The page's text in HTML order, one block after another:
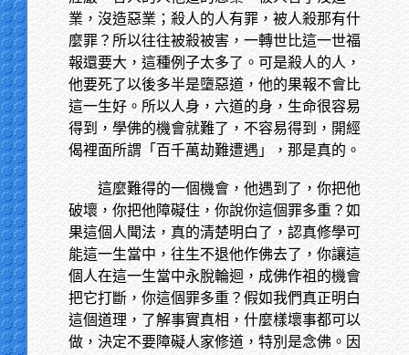
業，沒造惡業；殺人的人有罪，被人殺那有什
麼罪？所以往往被殺被害，一轉世比這一世福
報還要大，這種例子太多了。可是殺人的人，
他要死了以後多半是墮惡道，他的果報不會比
這一生好。所以人身，六道的身，生命很容易
得到，學佛的機會就難了，不容易得到，開經
偈裡面所謂「百千萬劫難遭遇」，那是真的。
這麼難得的一個機會，他遇到了，你把他
破壞，你把他障礙住，你說你這個罪多重？如
果這個人聞法，真的清楚明白了，認真修學可
能這一生當中，往生不退他作佛去了，你讓這
個人在這一生當中永脫輪迴，成佛作祖的機會
把它打斷，你這個罪多重？假如我們真正明白
這個道理，了解事實真相，什麼樣壞事都可以
做，決定不要障礙人家修道，特別是念佛。因